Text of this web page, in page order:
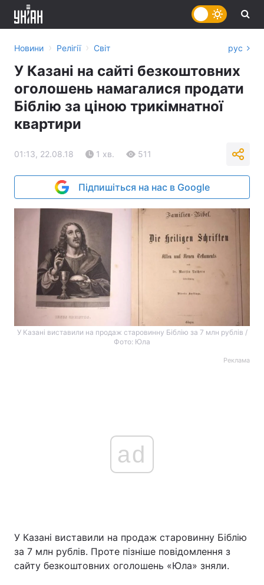
Новини › Релігії › Світ рус
У Казані на сайті безкоштовних
оголошень намагалися продати
Біблію за ціною трикімнатної
квартири
01:13, 22.08.18 1 хв. 511
Підпишіться на нас в Google
У Казані виставили на продаж старовинну Біблію за 7 млн рублів /
Фото: Юла
Реклама
ad
У Казані виставили на продаж старовинну Біблію
за 7 млн рублів. Проте пізніше повідомлення з
сайту безкоштовних оголошень «Юла» зняли.